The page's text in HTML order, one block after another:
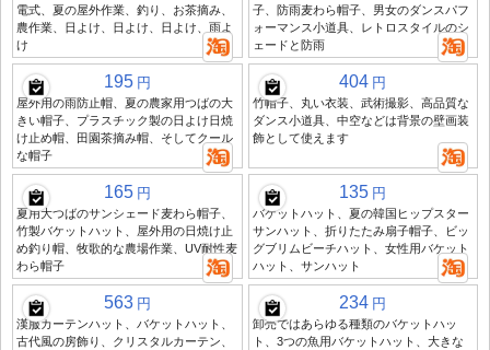
電式、夏の屋外作業、釣り、お茶摘み、
農作業、日よけ、日よけ、日よけ、雨よ
け
子、防雨麦わら帽子、男女のダンスパフ
ォーマンス小道具、レトロスタイルのシ
ェードと防雨
195 円
屋外用の雨防止帽、夏の農家用つばの大
きい帽子、プラスチック製の日よけ日焼
け止め帽、田園茶摘み帽、そしてクール
な帽子
404 円
竹帽子、丸い衣装、武術撮影、高品質な
ダンス小道具、中空などは背景の壁画装
飾として使えます
165 円
夏用大つばのサンシェード麦わら帽子、
竹製バケットハット、屋外用の日焼け止
め釣り帽、牧歌的な農場作業、UV耐性麦
わら帽子
135 円
バケットハット、夏の韓国ヒップスター
サンハット、折りたたみ扇子帽子、ビッ
グブリムビーチハット、女性用バケット
ハット、サンハット
563 円
漢服カーテンハット、バケットハット、
古代風の房飾り、クリスタルカーテン、
234 円
卸売ではあらゆる種類のバケットハッ
ト、3つの魚用バケットハット、大きな